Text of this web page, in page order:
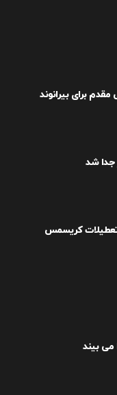
مقدم برای بیرانوند
جدا شد
تعطیلات کریسمس
بیند